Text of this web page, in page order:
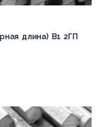
длина) В1 2ГП